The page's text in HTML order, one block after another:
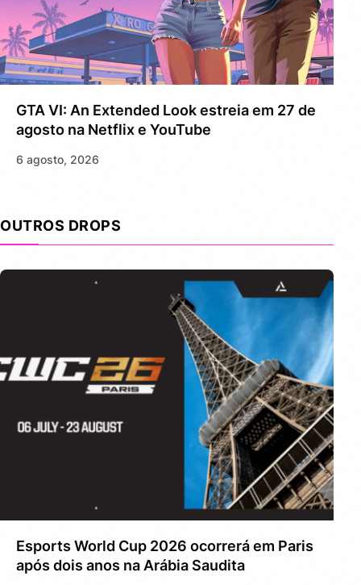
GTA VI: An Extended Look estreia em 27 de
agosto na Netflix e YouTube
6 agosto, 2026
OUTROS DROPS
Esports World Cup 2026 ocorrerá em Paris
após dois anos na Arábia Saudita